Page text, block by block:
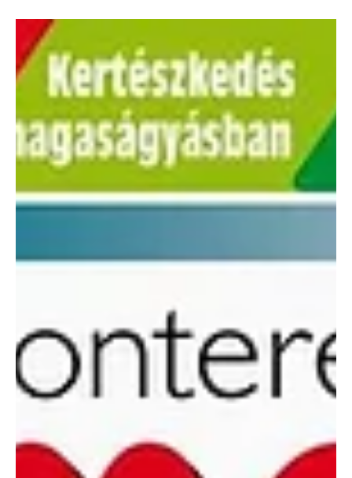
Címoldal
Ezermester 2026. NYÁR-i lapszáma
Az Ezermester 2026. NYÁR-i lapszáma megvásárolható az
újságárusoknál, a benzinkutakon és a hipermarketekben, valamint
előfizethető az ország valamennyi postahivatalában, a Posta
webshop-ban, vagy a www.laptapir.hu oldalon digitális olvasásra.
Nézd meg a tartalomjegyzéket!